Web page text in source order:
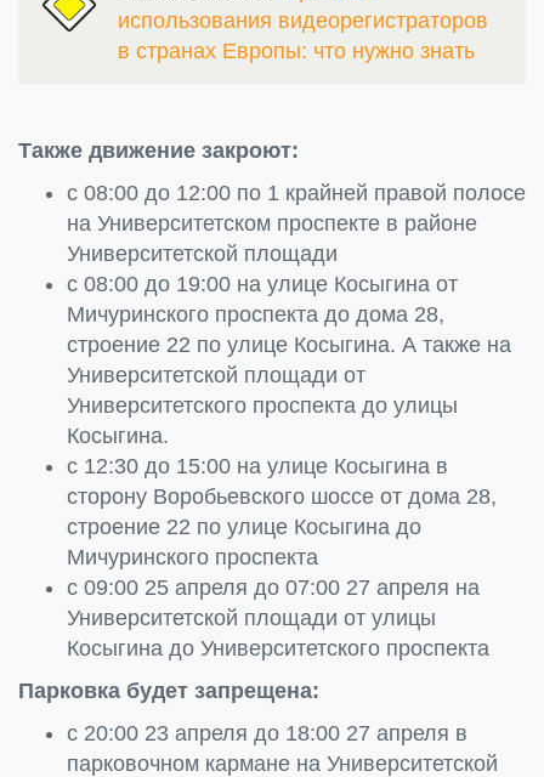
использования видеорегистраторов
в странах Европы: что нужно знать
Также движение закроют:
с 08:00 до 12:00 по 1 крайней правой полосе
на Университетском проспекте в районе
Университетской площади
с 08:00 до 19:00 на улице Косыгина от
Мичуринского проспекта до дома 28,
строение 22 по улице Косыгина. А также на
Университетской площади от
Университетского проспекта до улицы
Косыгина.
с 12:30 до 15:00 на улице Косыгина в
сторону Воробьевского шоссе от дома 28,
строение 22 по улице Косыгина до
Мичуринского проспекта
с 09:00 25 апреля до 07:00 27 апреля на
Университетской площади от улицы
Косыгина до Университетского проспекта
Парковка будет запрещена:
с 20:00 23 апреля до 18:00 27 апреля в
парковочном кармане на Университетской